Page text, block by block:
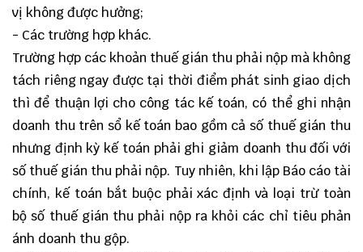
vị không được hưởng;
- Các trường hợp khác.
Trường hợp các khoản thuế gián thu phải nộp mà không
tách riêng ngay được tại thời điểm phát sinh giao dịch
thì để thuận lợi cho công tác kế toán, có thể ghi nhận
doanh thu trên sổ kế toán bao gồm cả số thuế gián thu
nhưng định kỳ kế toán phải ghi giảm doanh thu đối với
số thuế gián thu phải nộp. Tuy nhiên, khi lập Báo cáo tài
chính, kế toán bắt buộc phải xác định và loại trừ toàn
bộ số thuế gián thu phải nộp ra khỏi các chỉ tiêu phản
ánh doanh thu gộp.